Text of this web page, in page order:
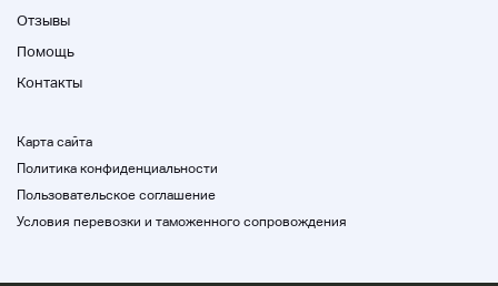
■ Обратите внимание, что мы ответим на ваш запрос в
течение рабочих часов.
зависимости от содержания вашего запроса.
вопросы о продуктах, которые близки к концу.
может быть продан заранее по разнице во времени, но
у нас приоритет по продажам.
Возможно, вы не сможете купить.
■ Пожалуйста, тщательно подтвердите содержание
Отзывы
Помощь
Контакты
Карта сайта
Политика конфиденциальности
Пользовательское соглашение
Условия перевозки и таможенного сопровождения